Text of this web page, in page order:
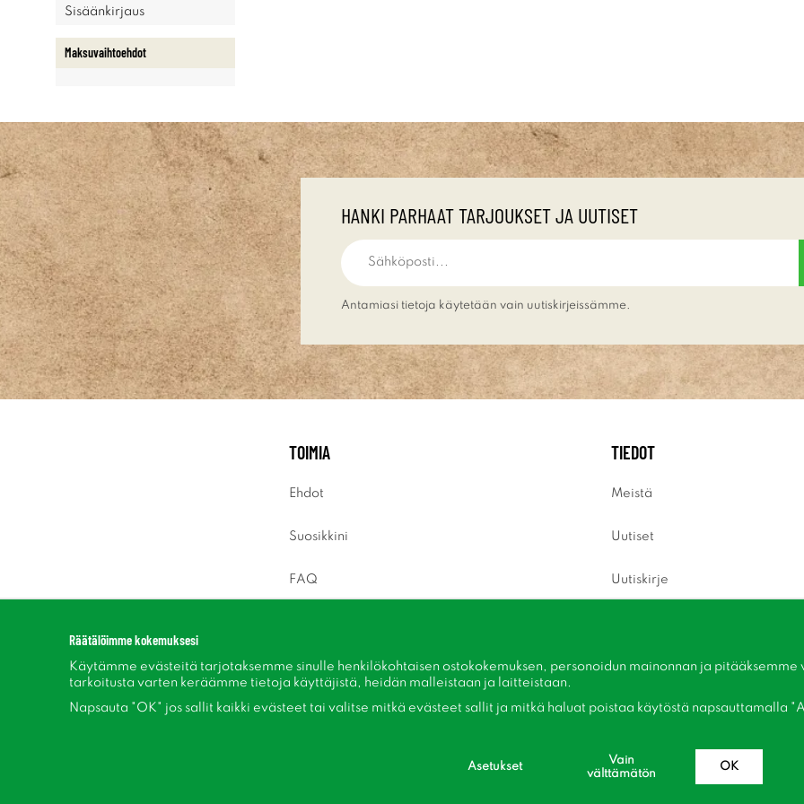
Sisäänkirjaus
Maksuvaihtoehdot
HANKI PARHAAT TARJOUKSET JA UUTISET
Antamiasi tietoja käytetään vain uutiskirjeissämme.
TOIMIA
Ehdot
Suosikkini
FAQ
TIEDOT
Meistä
Uutiset
Uutiskirje
Inspiraatiota
Räätälöimme kokemuksesi
Käytämme evästeitä tarjotaksemme sinulle henkilökohtaisen ostokokemuksen, personoidun mainonnan ja
tarkoitusta varten keräämme tietoja käyttäjistä, heidän malleistaan ​​ja laitteistaan.
Napsauta "OK" jos sallit kaikki evästeet tai valitse mitkä evästeet sallit ja mitkä haluat poistaa käytöstä napsauttamalla
Asetukset
Vain
välttämätön
OK